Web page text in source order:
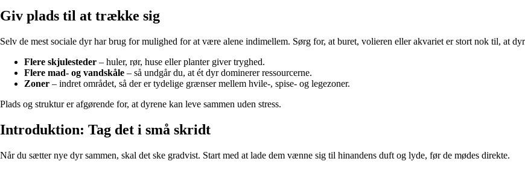
Giv plads til at trække sig
Selv de mest sociale dyr har brug for mulighed for at være alene indimellem. Sørg for, at buret, volieren eller akvariet er stort nok til, at
Flere skjulesteder – huler, rør, huse eller planter giver tryghed.
Flere mad- og vandskåle – så undgår du, at ét dyr dominerer ressourcerne.
Zoner – indret området, så der er tydelige grænser mellem hvile-, spise- og legezoner.
Plads og struktur er afgørende for, at dyrene kan leve sammen uden stress.
Introduktion: Tag det i små skridt
Når du sætter nye dyr sammen, skal det ske gradvist. Start med at lade dem vænne sig til hinandens duft og lyde, før de mødes direkte.